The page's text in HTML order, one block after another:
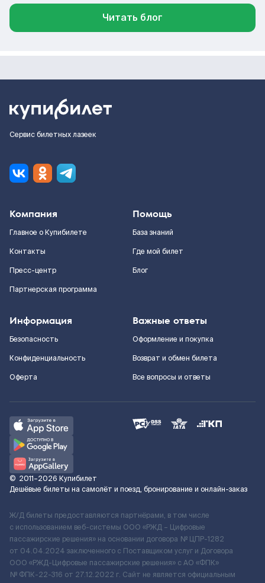
Читать блог
Сервис билетных лазеек
Компания
Главное о Купибилете
Контакты
Пресс-центр
Партнерская программа
Помощь
База знаний
Где мой билет
Блог
Информация
Безопасность
Конфиденциальность
Оферта
Важные ответы
Оформление и покупка
Возврат и обмен билета
Все вопросы и ответы
© 2011–2026 Купибилет
Дешёвые билеты на самолёт и поезд, бронирование и онлайн-заказ
Ж/Д билеты предоставляются партнёрами, в том числе
с использованием веб-системы ООО «РЖД – Цифровые
пассажирские решения» на основании договора № ЦПР-1282
от 04.04.2024 заключенного с Поставщиком услуг и Договора
ООО «РЖД-Цифровые пассажирские решения» c АО «ФПК»
№ ФПК-22-316 от 27.12.2022 г. Сайт не является официальным